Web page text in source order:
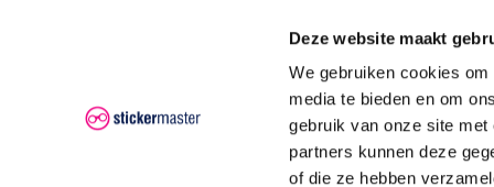
Deze website maakt
We gebruiken cookies
media te bieden en om
gebruik van onze site
partners kunnen deze
of die ze hebben
Klachten
Privacyverklaring AVG/GDPR